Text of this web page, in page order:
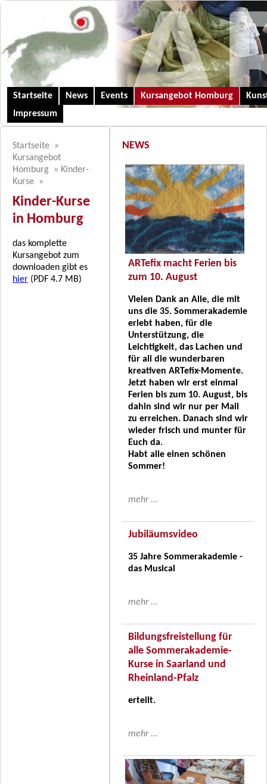
Startseite News Events Kursangebot Homburg
Impressum
Startseite
»
Kursangebot
Homburg
» Kinder-
Kurse
»
Kinder-Kurse
in Homburg
das komplette
Kursangebot zum
downloaden gibt es
hier (PDF 4.7 MB)
NEWS
ARTefix macht Ferien bis
zum 10. August
Vielen Dank an Alle, die mit
uns die 35. Sommerakademie
erlebt haben, für die
Unterstützung, die
Leichtigkeit, das Lachen und
für all die wunderbaren
kreativen ARTefix-Momente.
Jetzt haben wir erst einmal
Ferien bis zum 10. August, bis
dahin sind wir nur per Mail
zu erreichen. Danach sind wir
wieder frisch und munter für
Euch da.
Habt alle einen schönen
Sommer!
mehr ...
Jubiläumsvideo
35 Jahre Sommerakademie -
das Musical
mehr ...
Bildungsfreistellung für
alle Sommerakademie-
Kurse in Saarland und
Rheinland-Pfalz
erteilt.
mehr ...